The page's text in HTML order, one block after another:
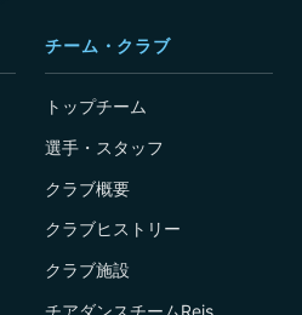
チーム・クラブ
トップチーム
選手・スタッフ
クラブ概要
クラブヒストリー
クラブ施設
チアダンスチームReis